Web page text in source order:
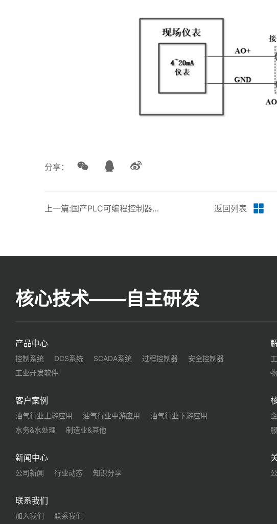
分享：
上一篇:国产PLC可编程控制器控制系统解决方案 DRAC-200 硬件-DI丨龙鼎源 返回列表
核心技术——自主研发
产品中心
控制系统 DCS系统 SCADA系统 过程控制器
安全控制器
工业开发软件
客户案例
油气行业上游应用 油气行业中游应用
油气行业下游应用
水务&水处理
制造业&其他
新闻中心
公司新闻 行业动态 知识分享
联系我们
加入我们 联系我们